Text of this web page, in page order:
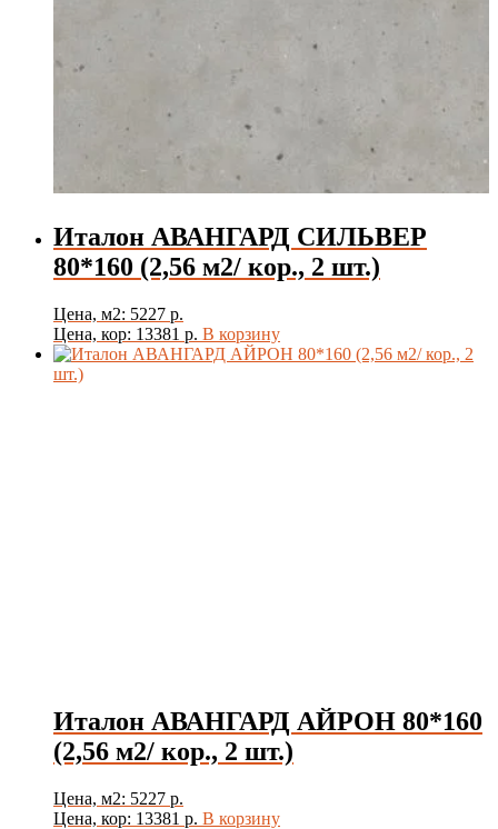
Италон АВАНГАРД СИЛЬВЕР
80*160 (2,56 м2/ кор., 2 шт.)
Цена, м2: 5227 р.
Цена, кор: 13381 р. В корзину
Италон АВАНГАРД АЙРОН 80*160
(2,56 м2/ кор., 2 шт.)
Цена, м2: 5227 р.
Цена, кор: 13381 р. В корзину